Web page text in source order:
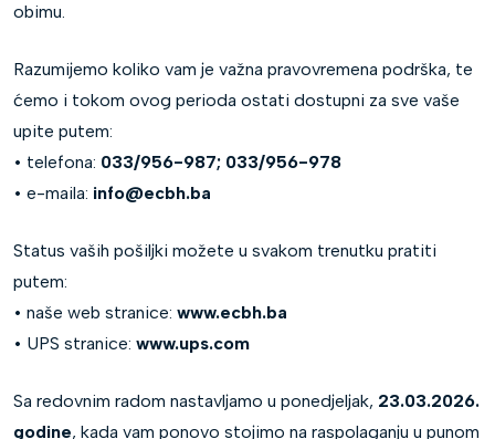
obimu.
Razumijemo koliko vam je važna pravovremena podrška, te
ćemo i tokom ovog perioda ostati dostupni za sve vaše
upite putem:
• telefona: 033/956-987; 033/956-978
• e-maila: info@ecbh.ba
Status vaših pošiljki možete u svakom trenutku pratiti
putem:
• naše web stranice: www.ecbh.ba
• UPS stranice: www.ups.com
Sa redovnim radom nastavljamo u ponedjeljak, 23.03.2026.
godine, kada vam ponovo stojimo na raspolaganju u punom